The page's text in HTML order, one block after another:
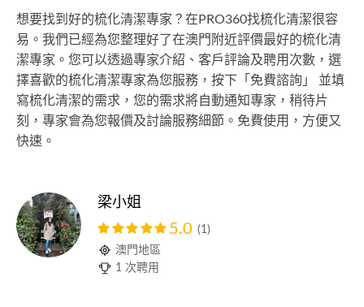
想要找到好的梳化清潔專家？在PRO360找梳化清潔很容
易。我們已經為您整理好了在澳門附近評價最好的梳化清
潔專家。您可以透過專家介紹、客戶評論及聘用次數，選
擇喜歡的梳化清潔專家為您服務，按下「免費諮詢」 並填
寫梳化清潔的需求，您的需求將自動通知專家，稍待片
刻，專家會為您報價及討論服務細節。免費使用，方便又
快速。
梁小姐
5.0 (1)
澳門地區
1 次聘用